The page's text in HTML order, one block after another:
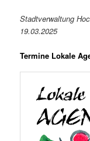
Stadtverwaltung
19.03.2025
Termine Lokale